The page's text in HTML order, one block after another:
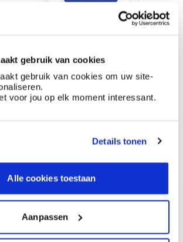
gebruik van cookies
gebruik van cookies om uw site-
voor jou op elk moment interessant.
Details tonen
Alle cookies toestaan
Aanpassen
voor: badkamer
Stone Art - steenimitatie